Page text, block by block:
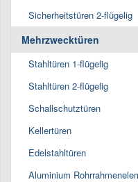
Sicherheitstüren 2-flügelig
Mehrzwecktüren
Stahltüren 1-flügelig
Stahltüren 2-flügelig
Schallschutztüren
Kellertüren
Edelstahltüren
Aluminium